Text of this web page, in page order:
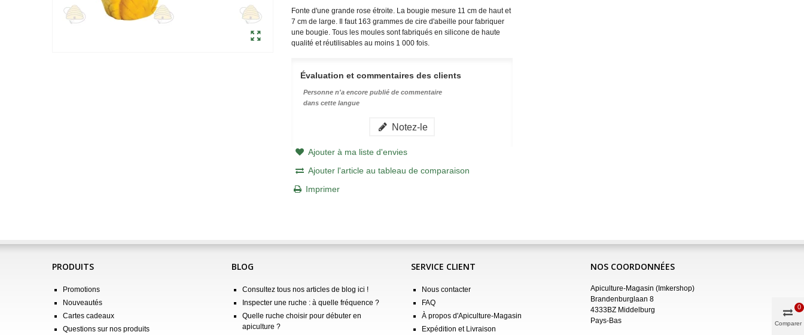
Fonte d'une grande rose étroite. La bougie mesure 11 cm de haut et
7 cm de large. Il faut 163 grammes de cire d'abeille pour fabriquer
une bougie. Tous les moules sont fabriqués en silicone de haute
qualité et réutilisables au moins 1 000 fois.
Évaluation et commentaires des clients
Personne n'a encore publié de commentaire
dans cette langue
Notez-le
Ajouter à ma liste d'envies
Ajouter l'article au tableau de comparaison
Imprimer
PRODUITS
Promotions
Nouveautés
Cartes cadeaux
Questions sur nos produits
BLOG
Consultez tous nos articles de blog ici !
Inspecter une ruche : à quelle fréquence ?
Quelle ruche choisir pour débuter en
apiculture ?
SERVICE CLIENT
Nous contacter
FAQ
À propos d'Apiculture-Magasin
Expédition et Livraison
NOS COORDONNÉES
Apiculture-Magasin (Imkershop)
Brandenburglaan 8
4333BZ Middelburg
Pays-Bas
Comparer
0